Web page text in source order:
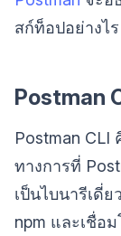
สก์ท็อปอย่างไร
Postman
Postman CLI
ทางการที่
เป็นไบนารีเดี่
npm และเชื่อ